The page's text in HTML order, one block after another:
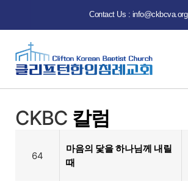
Contact Us : info@ckbcva.org
CKBC 칼럼
64
마음의 닻을 하나님께 내릴
때